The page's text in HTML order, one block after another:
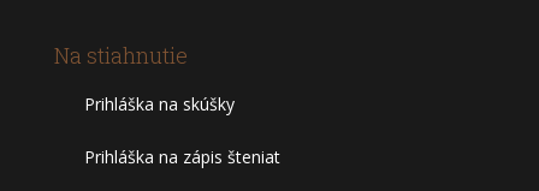
Na stiahnutie
Prihláška na skúšky
Prihláška na zápis šteniat